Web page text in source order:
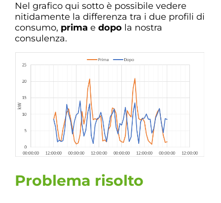
Nel grafico qui sotto è possibile vedere
nitidamente la differenza tra i due profili di
consumo, prima e dopo la nostra
consulenza.
Problema risolto